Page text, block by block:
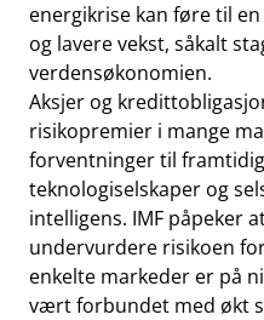
energikrise kan føre til
og lavere vekst, såkalt
verdensøkonomien.
Aksjer og
risikopremier i mange
forventninger til
teknologiselskaper og
intelligens. IMF påpeker
undervurdere risikoen
enkelte markeder er på
vært forbundet med økt